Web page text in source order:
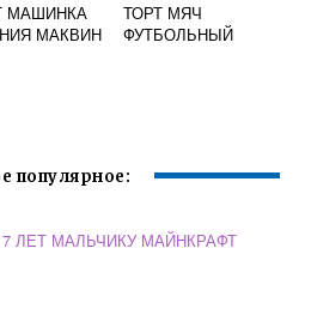
МАШИНКА
МАКВИН
ТОРТ МЯЧ
ФУТБОЛЬНЫЙ
популярное:
ЛЕТ МАЛЬЧИКУ МАЙНКРАФТ